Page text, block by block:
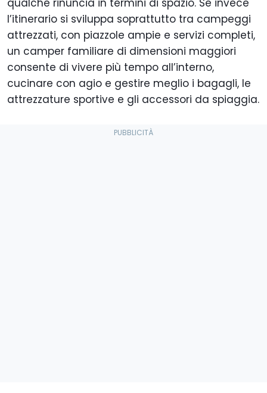
qualche rinuncia in termini di spazio. Se invece
l’itinerario si sviluppa soprattutto tra campeggi
attrezzati, con piazzole ampie e servizi completi,
un camper familiare di dimensioni maggiori
consente di vivere più tempo all’interno,
cucinare con agio e gestire meglio i bagagli, le
attrezzature sportive e gli accessori da spiaggia.